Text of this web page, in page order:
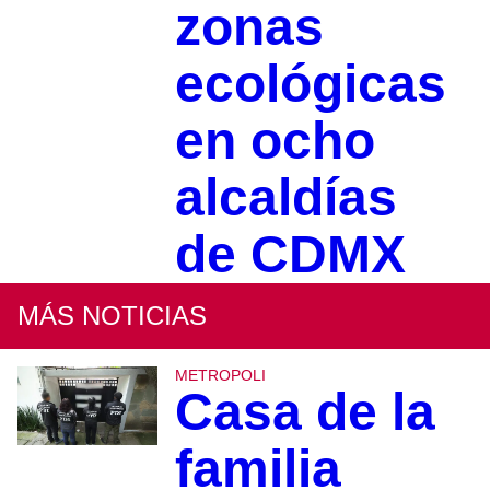
zonas
ecológicas
en ocho
alcaldías
de CDMX
MÁS NOTICIAS
METROPOLI
Casa de la
familia